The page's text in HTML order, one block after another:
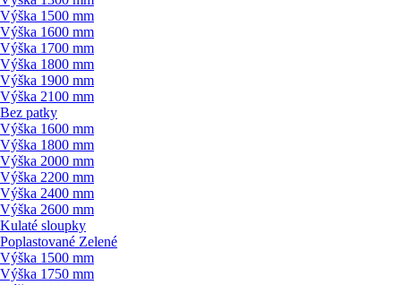
Výška 1500 mm
Výška 1600 mm
Výška 1700 mm
Výška 1800 mm
Výška 1900 mm
Výška 2100 mm
Bez patky
Výška 1600 mm
Výška 1800 mm
Výška 2000 mm
Výška 2200 mm
Výška 2400 mm
Výška 2600 mm
Kulaté sloupky
Poplastované Zelené
Výška 1500 mm
Výška 1750 mm